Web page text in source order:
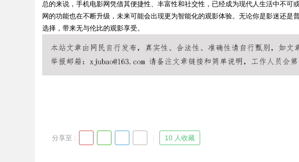
总的来说，手机电影网凭借其便捷性、丰富性和社交性，已经成为现代人生活中不可
网的功能也在不断升级，未来可能会出现更为智能化的观影体验。无论你是影迷还是
选择，带来无与伦比的观影享受。
分享至 : 10 人收藏